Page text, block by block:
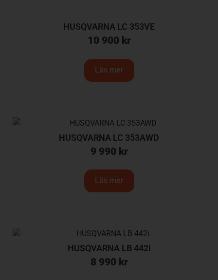
HUSQVARNA LC 353VE
10 900 kr
Läs mer
HUSQVARNA LC 353AWD
9 990 kr
Läs mer
HUSQVARNA LB 442i
8 990 kr